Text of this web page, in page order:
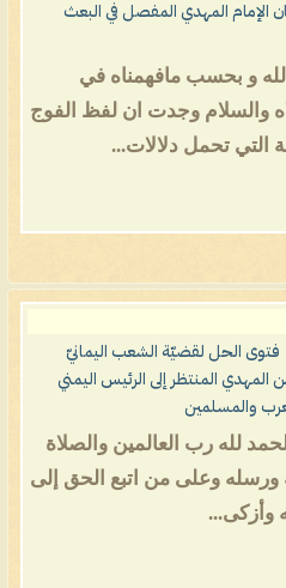
الإمام المهدي المفصل في البعث
و بحسب مافهمناه في
والسلام وجدت ان لفظ الفوج
التي تحمل دلالات...
فتوى الحل لقضيّة الشعب اليمانيّ
المهدي المنتظر إلى الرئيس اليمني
والمسلمين
لله رب العالمين والصلاة
ورسله وعلى من اتبع الحق إلى
وأزكى...